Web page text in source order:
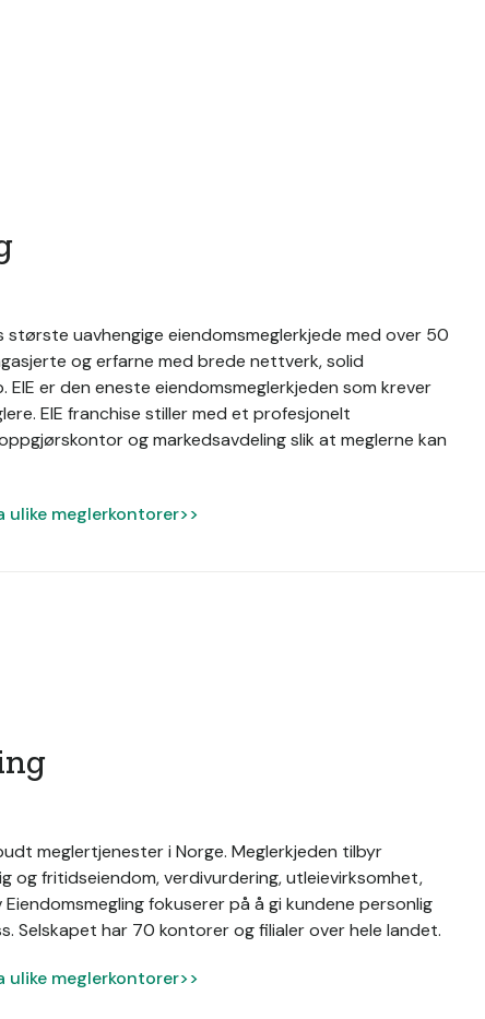
uavhengige eiendomsmeglerkjede med over 50
og erfarne med brede nettverk, solid
er den eneste eiendomsmeglerkjeden som krever
EIE franchise stiller med et profesjonelt
og markedsavdeling slik at meglerne kan
ulike meglerkontorer>>
meglertjenester i Norge. Meglerkjeden tilbyr
og fritidseiendom, verdivurdering, utleievirksomhet,
fokuserer på å gi kundene personlig
Selskapet har 70 kontorer og filialer over hele landet.
ulike meglerkontorer>>